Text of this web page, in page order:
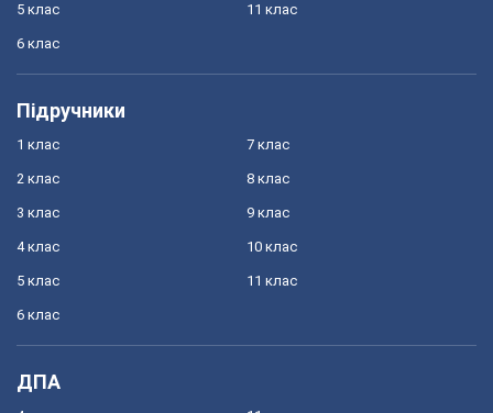
5 клас
6 клас
11 клас
Підручники
1 клас
2 клас
3 клас
4 клас
5 клас
6 клас
7 клас
8 клас
9 клас
10 клас
11 клас
ДПА